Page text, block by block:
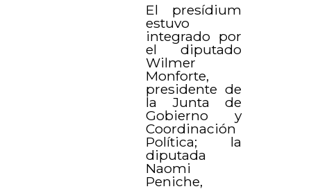
El presídium
estuvo
integrado por
el diputado
Wilmer
Monforte,
presidente de
la Junta de
Gobierno y
Coordinación
Política; la
diputada
Naomi
Peniche,